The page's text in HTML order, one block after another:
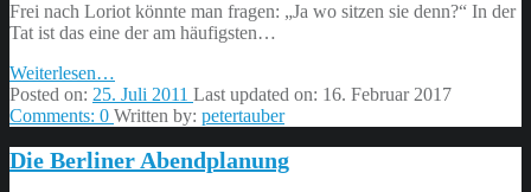
Frei nach Loriot könnte man fragen: „Ja wo sitzen sie denn?“ In der
Tat ist das eine der am häufigsten…
Weiterlesen
wo
sitzen
denn?”
…
Posted on: 25. Juli 2011 Last updated on: 16. Februar 2017
Comments: 0 Written by: petertauber
Die Berliner Abendplanung